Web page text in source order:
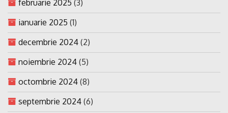
februarie 2025 (3)
ianuarie 2025 (1)
decembrie 2024 (2)
noiembrie 2024 (5)
octombrie 2024 (8)
septembrie 2024 (6)